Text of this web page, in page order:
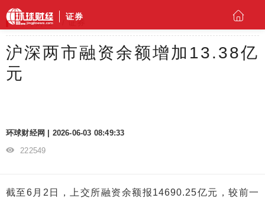
证券
环球财经 证券
沪深两市融资余额增加13.38亿
元
环球财经网 | 2026-06-03 08:49:33
222549
截至6月2日，上交所融资余额报14690.25亿元，较前一